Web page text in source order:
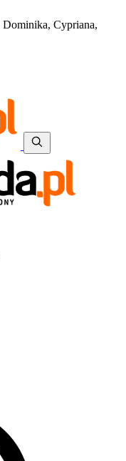
Dominika, Cypriana,